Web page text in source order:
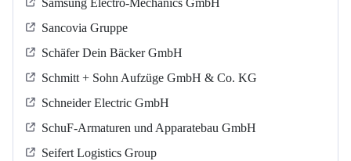
Samsung Electro-Mechanics GmbH
Sancovia Gruppe
Schäfer Dein Bäcker GmbH
Schmitt + Sohn Aufzüge GmbH & Co. KG
Schneider Electric GmbH
SchuF-Armaturen und Apparatebau GmbH
Seifert Logistics Group